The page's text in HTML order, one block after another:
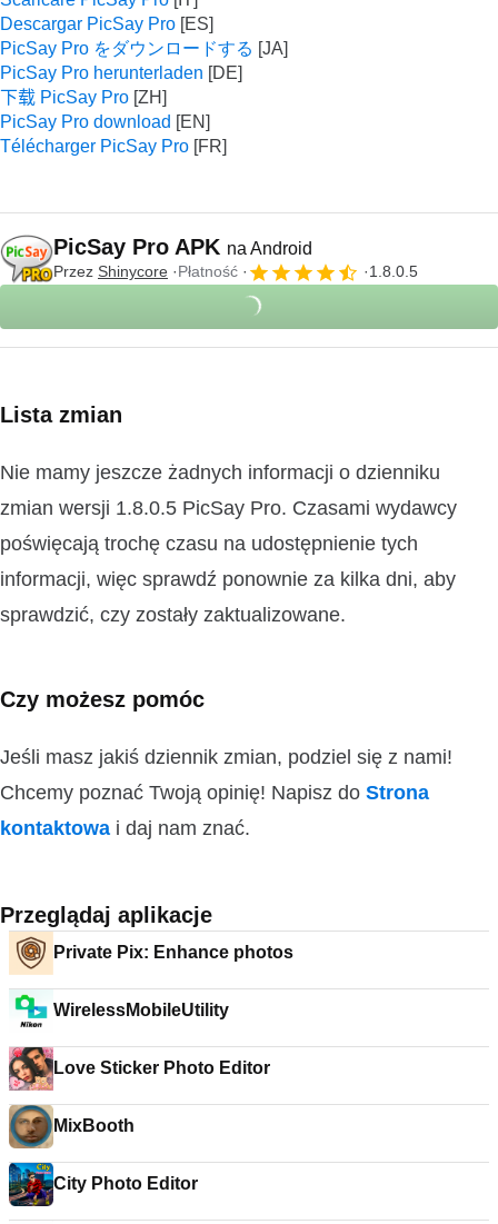
Descargar PicSay Pro
PicSay Pro をダウンロードする
PicSay Pro herunterladen
下载 PicSay Pro
PicSay Pro download
Télécharger PicSay Pro
PicSay Pro APK na Android
Przez Shinycore Płatność 1.8.0.5
Lista zmian
Nie mamy jeszcze żadnych informacji o dzienniku
zmian wersji 1.8.0.5 PicSay Pro. Czasami wydawcy
poświęcają trochę czasu na udostępnienie tych
informacji, więc sprawdź ponownie za kilka dni, aby
sprawdzić, czy zostały zaktualizowane.
Czy możesz pomóc
Jeśli masz jakiś dziennik zmian, podziel się z nami!
Chcemy poznać Twoją opinię! Napisz do Strona
kontaktowa i daj nam znać.
Przeglądaj aplikacje
Private Pix: Enhance photos
WirelessMobileUtility
Love Sticker Photo Editor
MixBooth
City Photo Editor